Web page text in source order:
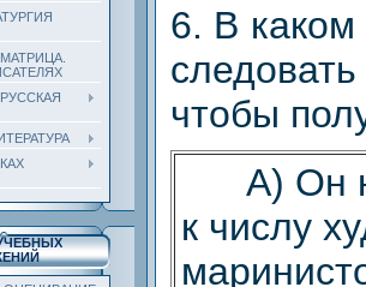
6. В
чтобы
А) Он
к числу